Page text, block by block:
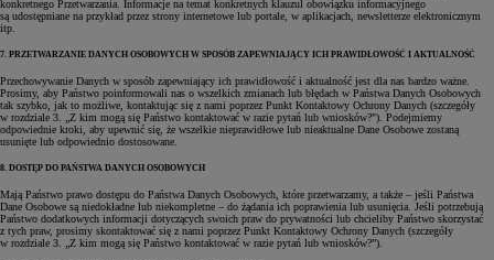
konkretnego Przetwarzania. Informacje na temat konkretnych klauzul obowiązku informacyjnego
są udostępniane na przykład przez strony internetowe lub portale, w aplikacjach, newsletterze elektronicznym
itp.
7. PRZETWARZANIE DANYCH OSOBOWYCH W SPOSÓB ZAPEWNIAJĄCY ICH PRAWIDŁOWOŚĆ I AKTUALNOŚĆ
Przechowywanie Danych w sposób zapewniający ich prawidłowość i aktualność jest dla nas bardzo ważne.
Prosimy, aby Państwo poinformowali nas o wszelkich zmianach lub błędach w Państwa Danych Osobowych
tak szybko, jak to możliwe, kontaktując się z nami poprzez Punkt Kontaktowy Ochrony Danych (szczegóły
w rozdziale 3. „Z kim mogą się Państwo kontaktować w razie pytań lub wniosków?"). Podejmiemy
odpowiednie kroki, aby upewnić się, że wszelkie nieprawidłowe lub nieaktualne Dane Osobowe zostaną
usunięte lub odpowiednio dostosowane.
8. DOSTĘP DO PAŃSTWA DANYCH OSOBOWYCH
Mają Państwo prawo dostępu do Państwa Danych Osobowych, które przetwarzamy, a także – jeśli Państwa
Dane Osobowe są niedokładne lub niekompletne – do żądania ich poprawienia lub usunięcia. Jeśli potrzebują
Państwo dodatkowych informacji dotyczących swoich praw do prywatności lub chcieliby Państwo skorzystać
z tych praw, prosimy skontaktować się z nami poprzez Punkt Kontaktowy Ochrony Danych (szczegóły
w rozdziale 3. „Z kim mogą się Państwo kontaktować w razie pytań lub wniosków?”).